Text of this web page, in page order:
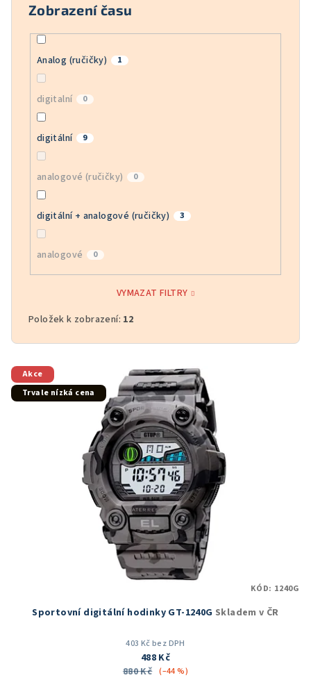
Zobrazení času
Analog (ručičky) 1
digitalní 0
digitální 9
analogové (ručičky) 0
digitální + analogové (ručičky) 3
analogové 0
VYMAZAT FILTRY
Položek k zobrazení: 12
V
ý
p
Akce
Trvale nízká cena
Sportovní digitální hodinky GT-1240G Skladem v ČR
403 Kč bez DPH
488 Kč
880 Kč (–44 %)
KÓD: 1240G